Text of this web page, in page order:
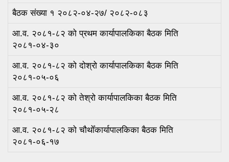
बैठक संख्या १ २०८२-०४-२७/ २०८२-०८३
आ.व. २०८१-८२ को प्रथम कार्यापालकिका बैठक मिति
२०८१-०४-३०
आ.व. २०८१-८२ को दोश्रो कार्यापालकिका बैठक मिति
२०८१-०५-०६
आ.व. २०८१-८२ को तेश्रो कार्यापालकिका बैठक मिति
२०८१-०५-२८
आ.व. २०८१-८२ को चौथोँकार्यापालकिका बैठक मिति
२०८१-०६-१७